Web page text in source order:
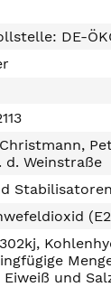
DE-
d. Weinstraße
Stabilisatoren
und